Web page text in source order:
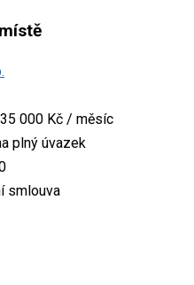
000 Kč / měsíc
plný úvazek
smlouva